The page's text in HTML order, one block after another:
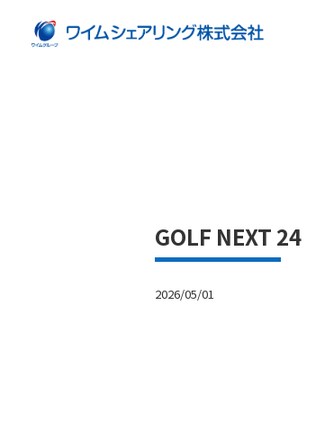
GOLF NEXT 24
2026/05/01